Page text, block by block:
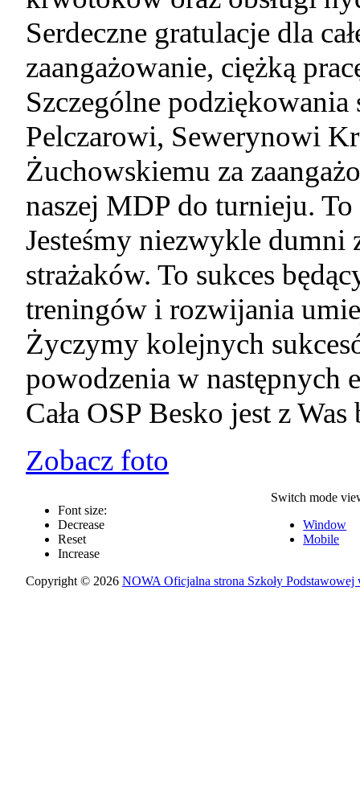
Serdeczne gratulacje dla
zaangażowanie, ciężką
Szczególne podziękowania
Pelczarowi, Sewerynowi
Żuchowskiemu za
naszej MDP do turnieju.
Jesteśmy niezwykle dumni
strażaków. To sukces
treningów i rozwijania
Życzymy kolejnych
powodzenia w następnych
Cała OSP Besko jest z
Zobacz foto
Font size:
Decrease
Reset
Increase
Switch mode
Window
Mobile
Copyright © 2026NOWA Oficjalna strona Szkoły